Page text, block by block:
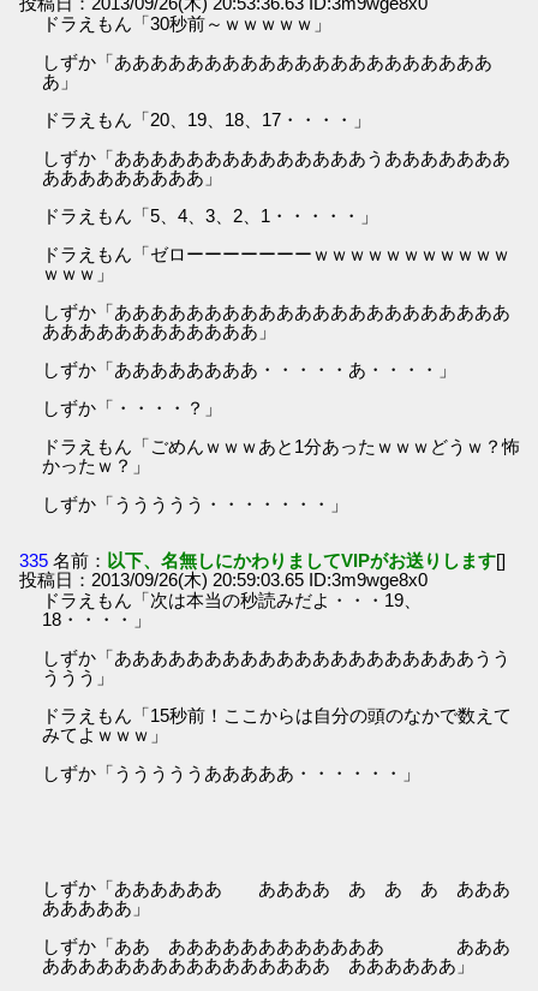
ドラえもん「30秒前～ｗｗｗｗｗ」
しずか「あああああああああああああああああああああ
あ」
ドラえもん「20、19、18、17・・・・」
しずか「ああああああああああああああうあああああああ
あああああああああ」
ドラえもん「5、4、3、2、1・・・・・」
ドラえもん「ゼローーーーーーーｗｗｗｗｗｗｗｗｗｗｗ
ｗｗｗ」
しずか「ああああああああああああああああああああああ
ああああああああああああ」
しずか「ああああああああ・・・・・あ・・・・」
しずか「・・・・？」
ドラえもん「ごめんｗｗｗあと1分あったｗｗｗどうｗ？怖
かったｗ？」
しずか「ううううう・・・・・・・」
335 名前： 以下、名無しにかわりましてVIPがお送りします[]
投稿日：2013/09/26(木) 20:59:03.65 ID:3m9wge8x0
ドラえもん「次は本当の秒読みだよ・・・19、
18・・・・」
しずか「ああああああああああああああああああああうう
ううう」
ドラえもん「15秒前！ここからは自分の頭のなかで数えて
みてよｗｗｗ」
しずか「うううううあああああ・・・・・・」
しずか「ああああああ ああああ あ あ あ あああ
あああああ」
しずか「ああ ああああああああああああ あああ
ああああああああああああああああ ああああああ」